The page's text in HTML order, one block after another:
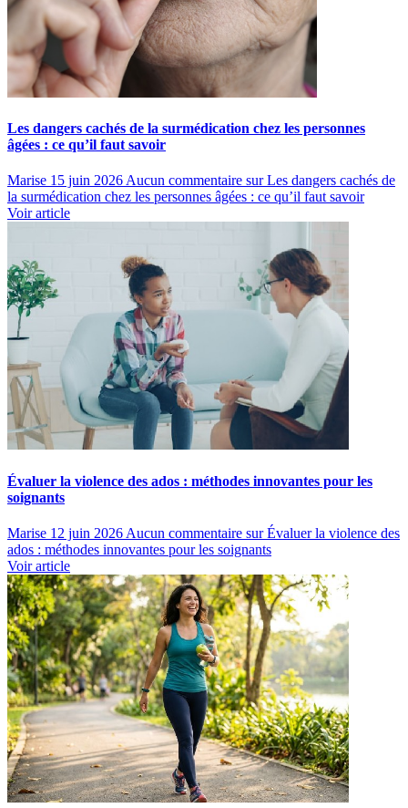
Les dangers cachés de la surmédication chez les personnes
âgées : ce qu’il faut savoir
Marise 15 juin 2026Aucun commentaire sur Les dangers cachés de
la surmédication chez les personnes âgées : ce qu’il faut savoir
Voir article
Évaluer la violence des ados : méthodes innovantes pour les
soignants
Marise 12 juin 2026 Aucun commentaire sur Évaluer la violence des
ados : méthodes innovantes pour les soignants
Voir article